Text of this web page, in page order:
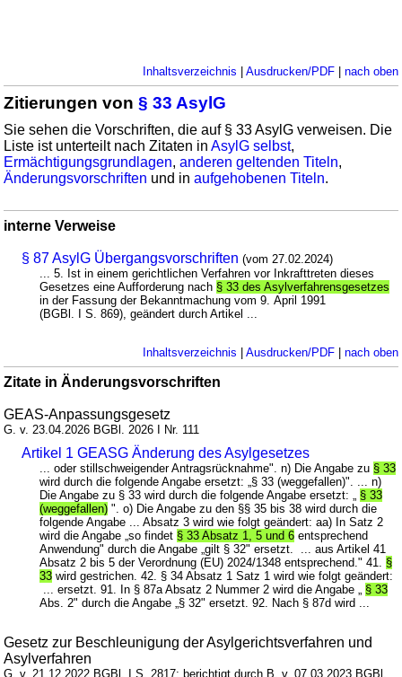
Inhaltsverzeichnis | Ausdrucken/PDF| nach oben
Zitierungen von§ 33 AsylG
Sie sehen die Vorschriften, die auf § 33 AsylG verweisen. Die
Liste ist unterteilt nach Zitaten inAsylG selbst,
Ermächtigungsgrundlagen,anderen geltenden Titeln,
Änderungsvorschriften und inaufgehobenen Titeln.
interne Verweise
§ 87 AsylG Übergangsvorschriften (vom 27.02.2024)
... 5. Ist in einem gerichtlichen Verfahren vor Inkrafttreten dieses
Gesetzes eine Aufforderung nach § 33 des Asylverfahrensgesetzes
in der Fassung der Bekanntmachung vom 9. April 1991
(BGBl. I S. 869), geändert durch Artikel ...
Inhaltsverzeichnis | Ausdrucken/PDF| nach oben
Zitate in Änderungsvorschriften
GEAS-Anpassungsgesetz
G. v. 23.04.2026 BGBl. 2026 I Nr. 111
Artikel 1 GEASG Änderung des Asylgesetzes
... oder stillschweigender Antragsrücknahme". n) Die Angabe zu § 33
wird durch die folgende Angabe ersetzt: „§ 33 (weggefallen)". ... n)
Die Angabe zu § 33 wird durch die folgende Angabe ersetzt: „ § 33
(weggefallen) ". o) Die Angabe zu den §§ 35 bis 38 wird durch die
folgende Angabe ... Absatz 3 wird wie folgt geändert: aa) In Satz 2
wird die Angabe „so findet § 33 Absatz 1, 5 und 6 entsprechend
Anwendung" durch die Angabe „gilt § 32" ersetzt. ... aus Artikel 41
Absatz 2 bis 5 der Verordnung (EU) 2024/1348 entsprechend." 41. §
33 wird gestrichen. 42. § 34 Absatz 1 Satz 1 wird wie folgt geändert:
... ersetzt. 91. In § 87a Absatz 2 Nummer 2 wird die Angabe „ § 33
Abs. 2" durch die Angabe „§ 32" ersetzt. 92. Nach § 87d wird ...
Gesetz zur Beschleunigung der Asylgerichtsverfahren und
Asylverfahren
G. v. 21.12.2022 BGBl. I S. 2817; berichtigt durch B. v. 07.03.2023 BGBl.